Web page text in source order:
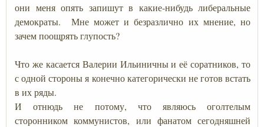
они меня опять запишут в какие-нибудь либеральные
демократы. Мне может и безразлично их мнение, но
зачем поощрять глупость?
Что же касается Валерии Ильиничны и её соратников, то
с одной стороны я конечно категорически не готов встать
в их ряды.
И отнюдь не потому, что являюсь оголтелым
сторонником коммунистов, или фанатом сегодняшней